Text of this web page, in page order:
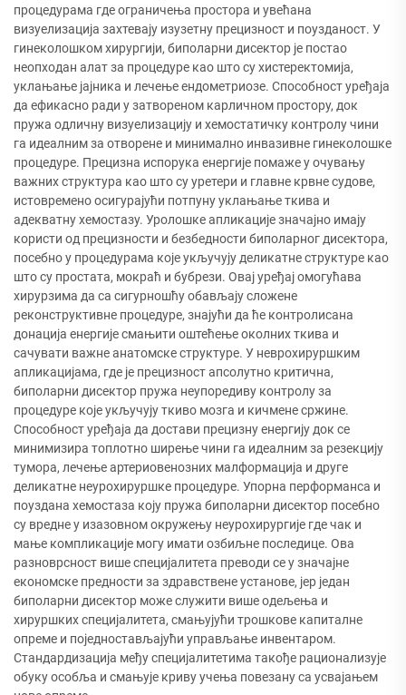
процедурама где ограничења простора и увећана
визуелизација захтевају изузетну прецизност и поузданост. У
гинеколошком хирургији, биполарни дисектор је постао
неопходан алат за процедуре као што су хистеректомија,
уклањање јајника и лечење ендометриозе. Способност уређаја
да ефикасно ради у затвореном карличном простору, док
пружа одличну визуелизацију и хемостатичку контролу чини
га идеалним за отворене и минимално инвазивне гинеколошке
процедуре. Прецизна испорука енергије помаже у очувању
важних структура као што су уретери и главне крвне судове,
истовремено осигурајући потпуну уклањање ткива и
адекватну хемостазу. Уролошке апликације значајно имају
користи од прецизности и безбедности биполарног дисектора,
посебно у процедурама које укључују деликатне структуре као
што су простата, мокраћ и бубрези. Овај уређај омогућава
хирурзима да са сигурношћу обављају сложене
реконструктивне процедуре, знајући да ће контролисана
донација енергије смањити оштећење околних ткива и
сачувати важне анатомске структуре. У неврохируршким
апликацијама, где је прецизност апсолутно критична,
биполарни дисектор пружа неупоредиву контролу за
процедуре које укључују ткиво мозга и кичмене сржине.
Способност уређаја да достави прецизну енергију док се
минимизира топлотно ширење чини га идеалним за резекцију
тумора, лечење артериовенозних малформација и друге
деликатне неурохируршке процедуре. Упорна перформанса и
поуздана хемостаза коју пружа биполарни дисектор посебно
су вредне у изазовном окружењу неурохирургије где чак и
мање компликације могу имати озбиљне последице. Ова
разноврсност више специјалитета преводи се у значајне
економске предности за здравствене установе, јер један
биполарни дисектор може служити више одељења и
хируршких специјалитета, смањујући трошкове капиталне
опреме и поједностављајући управљање инвентаром.
Стандардизација међу специјалитетима такође рационализује
обуку особља и смањује криву учења повезану са усвајањем